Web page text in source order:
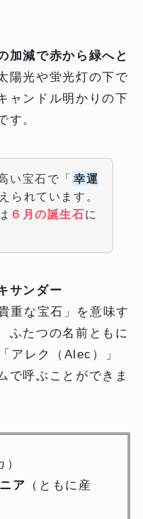
加減で赤から緑へと
陽光や蛍光灯の下で
ャンドル明かりの下
す。
い宝石で「 幸運
られています。
６月の誕生石に
サンダー
重な宝石」を意味す
ふたつの名前ともに
アレク（Alec）」
で呼ぶことができま
ア （ともに産